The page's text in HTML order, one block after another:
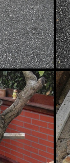
Vedi Scheda
Valex Parquet
Resina drenante per
Vedi Scheda